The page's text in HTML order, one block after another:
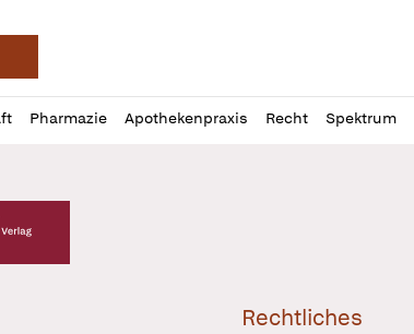
Pharmazie Apothekenpraxis Recht Spektrum
Verlag Logo
Rechtliches